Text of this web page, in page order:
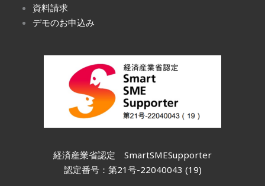
資料請求
デモのお申込み
経済産業省認定 SmartSMESupporter
認定番号：第21号-22040043 (19)